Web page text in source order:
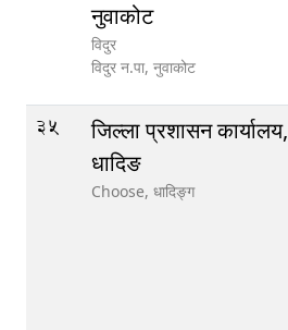
नुवाकोट
विदुर
विदुर न.पा, नुवाकोट
35
जिल्ला प्रशासन कार्यालय,
धादिङ
Choose, धादिङ्ग